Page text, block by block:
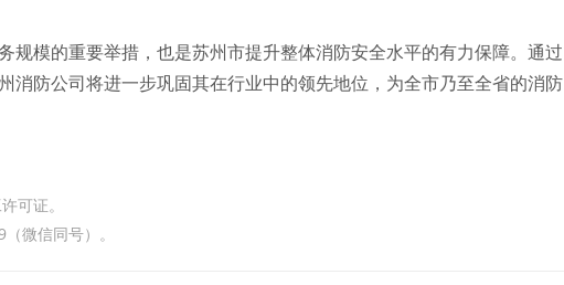
规模的重要举措，也是苏州市提升整体消防安全水平的有力保障。通过
消防公司将进一步巩固其在行业中的领先地位，为全市乃至全省的消防
可证。
微信同号）。